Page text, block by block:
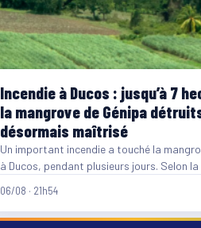
Incendie à Ducos : jusqu’à 7
la mangrove de Génipa
désormais maîtrisé
Un important incendie a touché la
à Ducos, pendant plusieurs jours. Selon
06/08 · 21h54